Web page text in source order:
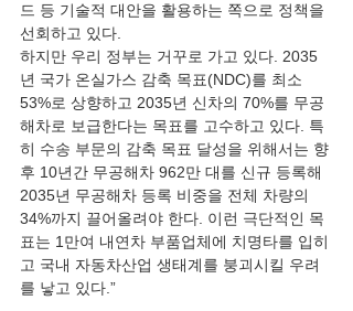
드 등 기술적 대안을 활용하는 쪽으로 정책을
선회하고 있다.
하지만 우리 정부는 거꾸로 가고 있다. 2035
년 국가 온실가스 감축 목표(NDC)를 최소
53%로 상향하고 2035년 신차의 70%를 무공
해차로 보급한다는 목표를 고수하고 있다. 특
히 수송 부문의 감축 목표 달성을 위해서는 향
후 10년간 무공해차 962만 대를 신규 등록해
2035년 무공해차 등록 비중을 전체 차량의
34%까지 끌어올려야 한다. 이런 극단적인 목
표는 1만여 내연차 부품업체에 치명타를 입히
고 국내 자동차산업 생태계를 붕괴시킬 우려
를 낳고 있다.”